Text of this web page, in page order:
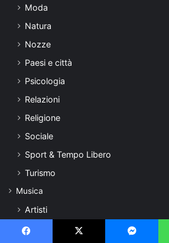
Moda
Natura
Nozze
Paesi e città
Psicologia
Relazioni
Religione
Sociale
Sport & Tempo Libero
Turismo
Musica
Artisti
Interviste